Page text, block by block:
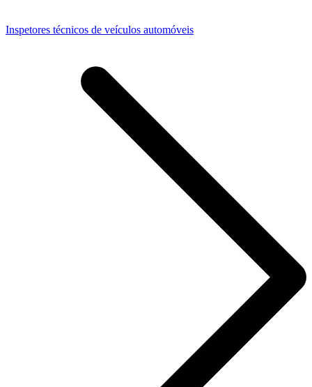
Inspetores técnicos de veículos automóveis